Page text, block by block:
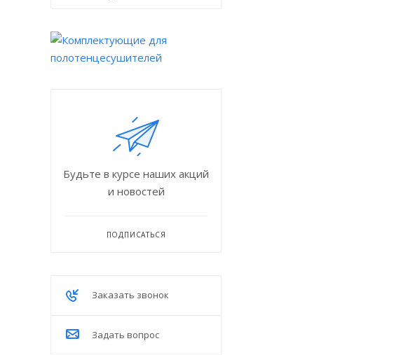
Будьте в курсе наших акций
и новостей
ПОДПИСАТЬСЯ
Заказать звонок
Задать вопрос